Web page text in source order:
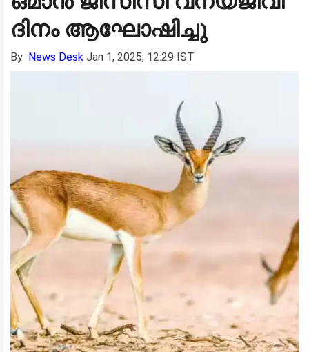
ദിനം ആഘോഷിച്ചു
By News Desk Jan 1, 2025, 12:29 IST